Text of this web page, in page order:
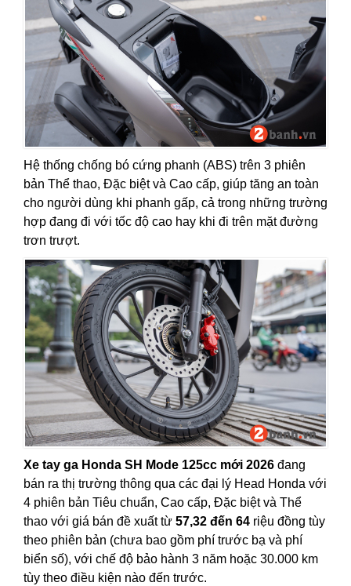
Hệ thống chống bó cứng phanh (ABS) trên 3 phiên
bản Thể thao, Đặc biệt và Cao cấp, giúp tăng an toàn
cho người dùng khi phanh gấp, cả trong những trường
hợp đang đi với tốc độ cao hay khi đi trên mặt đường
trơn trượt.
Xe tay ga Honda SH Mode 125cc mới 2026 đang
bán ra thị trường thông qua các đại lý Head Honda với
4 phiên bản Tiêu chuẩn, Cao cấp, Đặc biệt và Thể
thao với giá bán đề xuất từ 57,32 đến 64 riệu đồng tùy
theo phiên bản (chưa bao gồm phí trước bạ và phí
biển số), với chế độ bảo hành 3 năm hoặc 30.000 km
tùy theo điều kiện nào đến trước.